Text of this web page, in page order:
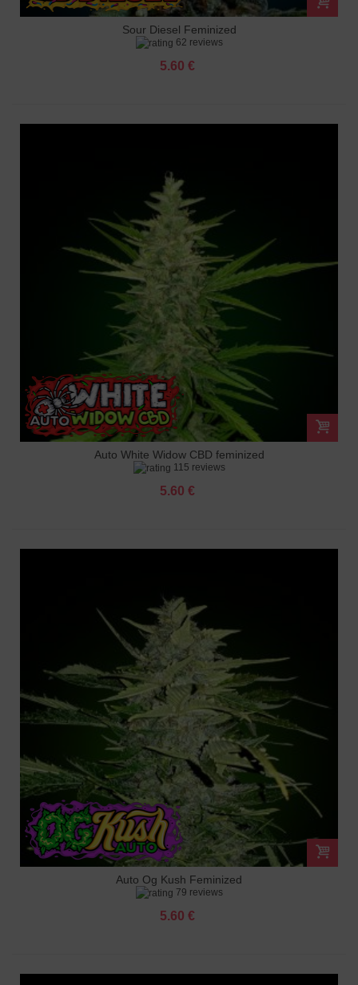
Sour Diesel Feminized
62 reviews
5.60 €
Auto White Widow CBD feminized
115 reviews
5.60 €
Auto Og Kush Feminized
79 reviews
5.60 €